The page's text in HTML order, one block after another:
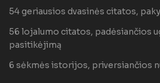
54 geriausios dvasinės citatos,
56 lojalumo citatos, padėsiančios
pasitikėjimą
6 sėkmės istorijos, priversiančios